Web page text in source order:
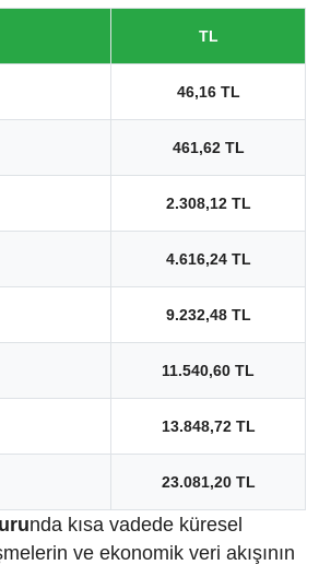
TL
46,16 TL
461,62 TL
2.308,12 TL
4.616,24 TL
9.232,48 TL
11.540,60 TL
13.848,72 TL
23.081,20 TL
nda kısa vadede küresel
ve ekonomik veri akışının